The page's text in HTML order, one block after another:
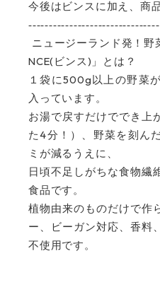
今後はビンスに加え、商
--------------------------------
ニュージーランド発！
NCE( ビンス ) 」とは？
１袋に500g 以上の野菜
入っています。
お湯で戻すだけででき上
た4分！）、野菜を刻ん
ミが減るうえに、
日頃不足しがちな食物繊
食品です。
植物由来のものだけで作
ー、ビーガン対応、香料
不使用です。